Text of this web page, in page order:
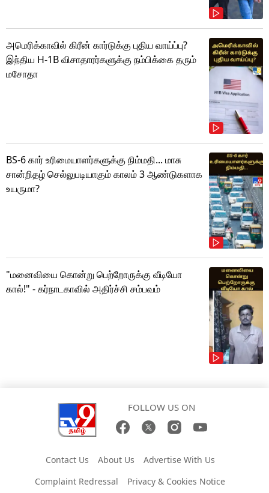
அமெரிக்காவில் கிரீன் கார்டுக்கு புதிய வாய்ப்பு?
இந்திய H-1B விசாதாரர்களுக்கு நம்பிக்கை தரும்
மசோதா
BS-6 கார் உரிமையாளர்களுக்கு நிம்மதி... மாசு
சான்றிதழ் செல்லுபடியாகும் காலம் 3 ஆண்டுகளாக
உயருமா?
"மனைவியை கொன்று பெற்றோருக்கு வீடியோ
கால்!" - கர்நாடகாவில் அதிர்ச்சி சம்பவம்
FOLLOW US ON
Contact Us About Us
Advertise With Us
Complaint Redressal
Privacy & Cookies Notice